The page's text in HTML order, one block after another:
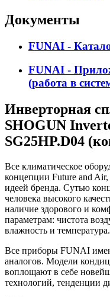
Документы
FUNAI -
FUNAI -
(работа в
Инверторная
SHOGUN
SG25HP.D04
Все климатическое
концепции Future and Air,
идеей бренда. Сутью
человека высокого
наличие здорового и
параметрам: чистота
влажность и температура.
Все приборы FUNAI
аналогов. Модели
воплощают в себе
технологий, тенденции